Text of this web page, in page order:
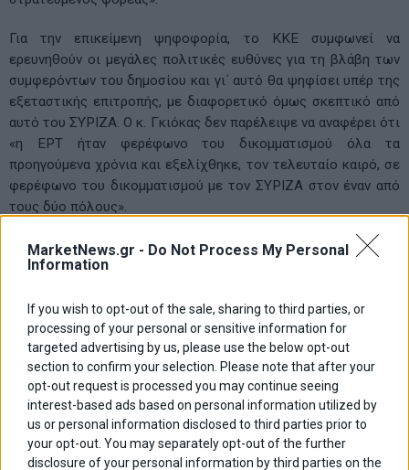
MarketNews.gr - Do Not Process My Personal
Information
If you wish to opt-out of the sale, sharing to third parties, or
processing of your personal or sensitive information for
targeted advertising by us, please use the below opt-out
section to confirm your selection. Please note that after your
opt-out request is processed you may continue seeing
interest-based ads based on personal information utilized by
us or personal information disclosed to third parties prior to
your opt-out. You may separately opt-out of the further
disclosure of your personal information by third parties on the
Για την επικείμενη ψηφοφορία, το ΚΚΕ συμφωνεί να
ερευνηθούν οι μεγάλες πολιτικές ευθύνες για τη βλάβη των
συμφερόντων του δημοσίου και γι΄ αυτό θα ψηφίσει υπέρ της
εξεταστικής επιτροπής, με διαφορετικό όμως σκεπτικό από
αυτό του ΣΥΡΙΖΑ. Ο κ. Γκιόκας δεν παρέλειψε να αναφέρει ότι
«η ΕΡΤ ήταν φερέφωνο του δικομματισμού όλα τα
προηγούμενα χρόνια και εξελίχθηκε, τον τελευταίο καιρό, σε
φερέφωνο του δικομματισμού με τον ΣΥΡΙΖΑ στον έναν από
τους δύο πόλους».
Ο βουλευτής του ΣΥΡΙΖΑ Μανώλης Γλέζος κατηγόρησε την
κυβέρνηση ότι απέφυγε να φέρει την απόφασή της για το
δεδηλωμένη. «Αυτό φάνηκε», όπως είπε, «από τη
χθεσινοβραδινή ψηφοφορία η οποία δεν θα είχε φέρει το
ίδιο αποτέλεσμα αν δεν υπήρχε η κλοπή των 50 εδρών». «Η
κυβέρνηση βρίσκεται σε αναντιστοιχία με το λαϊκό αίσθημα»,
είπε.